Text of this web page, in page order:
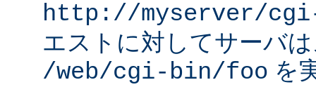
http://myserver/
エストに対してサーバ
/web/cgi-bin/foo を